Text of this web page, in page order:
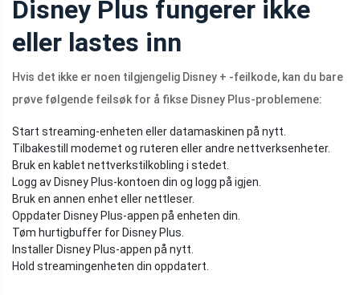
Disney Plus fungerer ikke
eller lastes inn
Hvis det ikke er noen tilgjengelig Disney + -feilkode, kan du bare
prøve følgende feilsøk for å fikse Disney Plus-problemene:
Start streaming-enheten eller datamaskinen på nytt.
Tilbakestill modemet og ruteren eller andre nettverksenheter.
Bruk en kablet nettverkstilkobling i stedet.
Logg av Disney Plus-kontoen din og logg på igjen.
Bruk en annen enhet eller nettleser.
Oppdater Disney Plus-appen på enheten din.
Tøm hurtigbuffer for Disney Plus.
Installer Disney Plus-appen på nytt.
Hold streamingenheten din oppdatert.